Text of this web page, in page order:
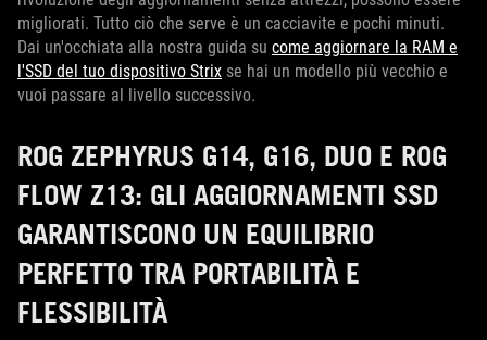
migliorati. Tutto ciò che serve è un cacciavite e pochi minuti.
Dai un'occhiata alla nostra guida su come aggiornare la RAM e
l'SSD del tuo dispositivo Strix se hai un modello più vecchio e
vuoi passare al livello successivo.
ROG ZEPHYRUS G14, G16, DUO E ROG
FLOW Z13: GLI AGGIORNAMENTI SSD
GARANTISCONO UN EQUILIBRIO
PERFETTO TRA PORTABILITÀ E
FLESSIBILITÀ